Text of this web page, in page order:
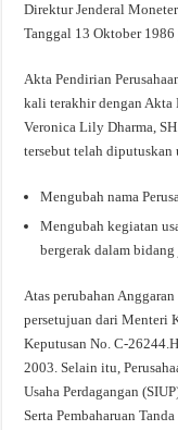
Direktur Jenderal
Tanggal 13 Oktober
Akta Pendirian
kali terakhir dengan Akta
Veronica Lily Dharma,
tersebut telah diputuskan
Mengubah nama
Mengubah kegiatan
bergerak dalam
Atas perubahan
persetujuan dari Menteri
Keputusan No. C-
2003. Selain itu,
Usaha Perdagangan
Serta Pembaharuan